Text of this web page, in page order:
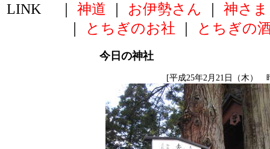
LINK ｜ 神道 お伊勢さん 神さま
とちぎのお社 とちぎの
今日の神社
[平成25年2月21日（木）